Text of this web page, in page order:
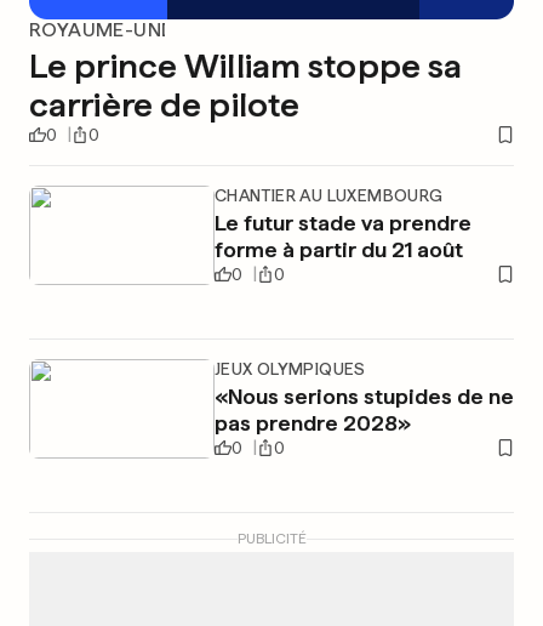
ROYAUME-UNI
Le prince William stoppe sa
carrière de pilote
0 0
CHANTIER AU LUXEMBOURG
Le futur stade va prendre
forme à partir du 21 août
0 0
JEUX OLYMPIQUES
«Nous serions stupides de ne
pas prendre 2028»
0 0
PUBLICITÉ